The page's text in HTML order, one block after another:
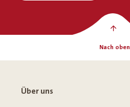
Nach oben
Über uns